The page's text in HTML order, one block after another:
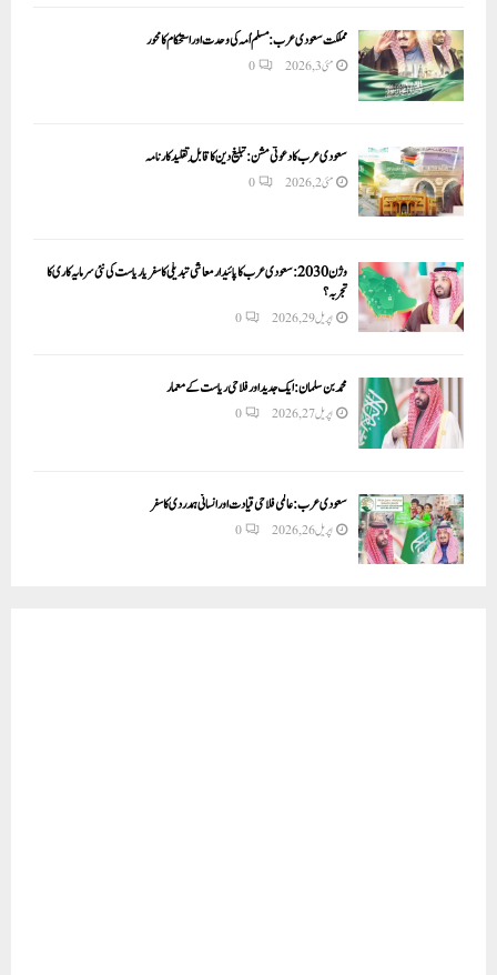
مملکت سعودی عرب: مسلم اُمہ کی وحدت اور استحکام کا محور
مئی 3, 2026 0
سعودی عرب کا دعوتی مشن: تبلیغ دین کا قابلِ تقلید کارنامہ
مئی 2, 2026 0
وژن 2030:سعودی عرب کا پائیدار معاشی تبدیلی کا سفر یا ریاست کی نئی سرمایہ کاری کا
تجربہ؟
اپریل 29, 2026 0
محمد بن سلمان: ایک جدید اور فلاحی ریاست کے معمار
اپریل 27, 2026 0
سعودی عرب: عالمی فلاحی قیادت اور انسانی ہمدردی کا سفر
اپریل 26, 2026 0